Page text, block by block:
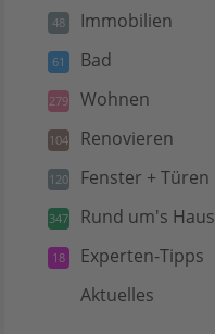
48 Immobilien
61 Bad
279 Wohnen
104 Renovieren
120 Fenster + Türen
347 Rund um's Haus
18 Experten-Tipps
Aktuelles